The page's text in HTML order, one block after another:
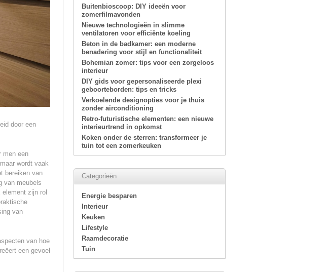
door een
men een
wordt vaak
bereiken van
van meubels
element zijn rol
van
van hoe
een gevoel
Buitenbioscoop: DIY ideeën voor
zomerfilmavonden
Nieuwe technologieën in slimme
ventilatoren voor efficiënte koeling
Beton in de badkamer: een moderne
benadering voor stijl en functionaliteit
Bohemian zomer: tips voor een zorgeloos
interieur
DIY gids voor gepersonaliseerde plexi
geboorteborden: tips en tricks
Verkoelende designopties voor je thuis
zonder airconditioning
Retro-futuristische elementen: een nieuwe
interieurtrend in opkomst
Koken onder de sterren: transformeer je
tuin tot een zomerkeuken
Categorieën
Energie besparen
Interieur
Keuken
Lifestyle
Raamdecoratie
Tuin